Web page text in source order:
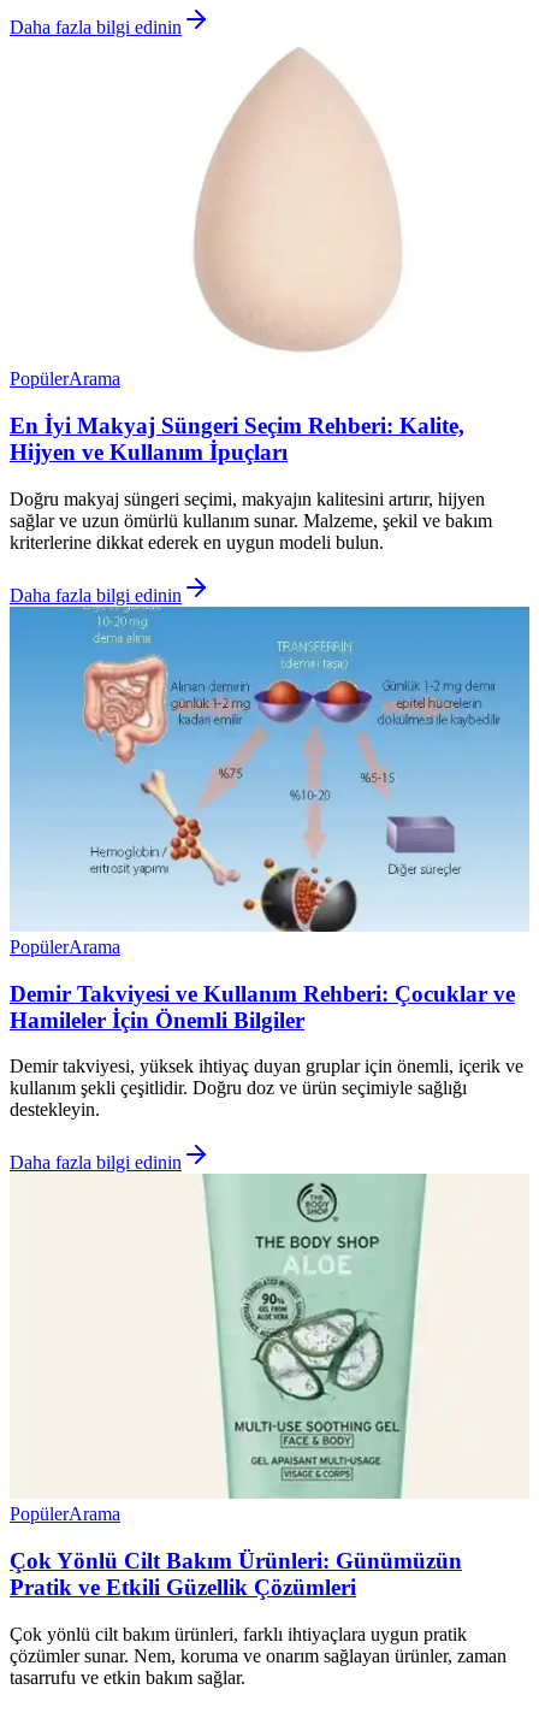
Daha fazla bilgi edinin
PopülerArama
En İyi Makyaj Süngeri Seçim Rehberi: Kalite,
Hijyen ve Kullanım İpuçları
Doğru makyaj süngeri seçimi, makyajın kalitesini artırır, hijyen
sağlar ve uzun ömürlü kullanım sunar. Malzeme, şekil ve bakım
kriterlerine dikkat ederek en uygun modeli bulun.
Daha fazla bilgi edinin
PopülerArama
Demir Takviyesi ve Kullanım Rehberi: Çocuklar ve
Hamileler İçin Önemli Bilgiler
Demir takviyesi, yüksek ihtiyaç duyan gruplar için önemli, içerik ve
kullanım şekli çeşitlidir. Doğru doz ve ürün seçimiyle sağlığı
destekleyin.
Daha fazla bilgi edinin
PopülerArama
Çok Yönlü Cilt Bakım Ürünleri: Günümüzün
Pratik ve Etkili Güzellik Çözümleri
Çok yönlü cilt bakım ürünleri, farklı ihtiyaçlara uygun pratik
çözümler sunar. Nem, koruma ve onarım sağlayan ürünler, zaman
tasarrufu ve etkin bakım sağlar.